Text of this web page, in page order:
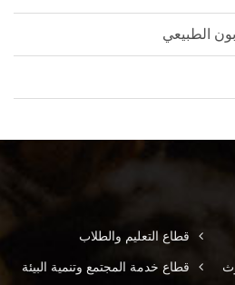
الطبيعي
قطاع التعليم والطلاب
قطاع خدمة المجتمع وتنمية البيئة